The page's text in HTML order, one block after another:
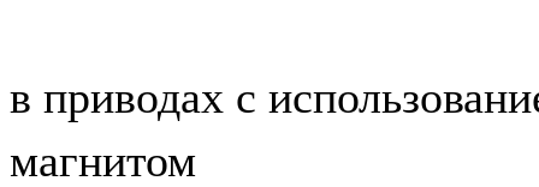
в приводах с
магнитом